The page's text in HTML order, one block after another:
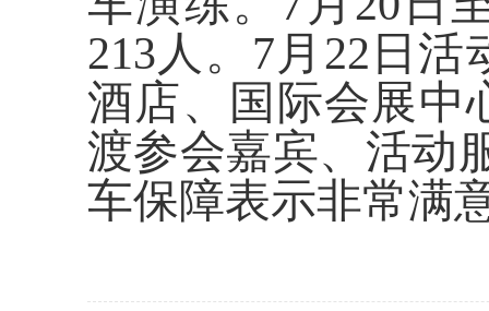
213人。7月22日
酒店、国际会展中
渡参会嘉宾、活动
车保障表示非常满